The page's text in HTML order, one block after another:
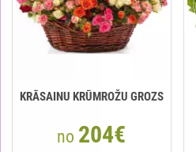
KRĀSAINU KRŪMROŽU GROZS
no 204€